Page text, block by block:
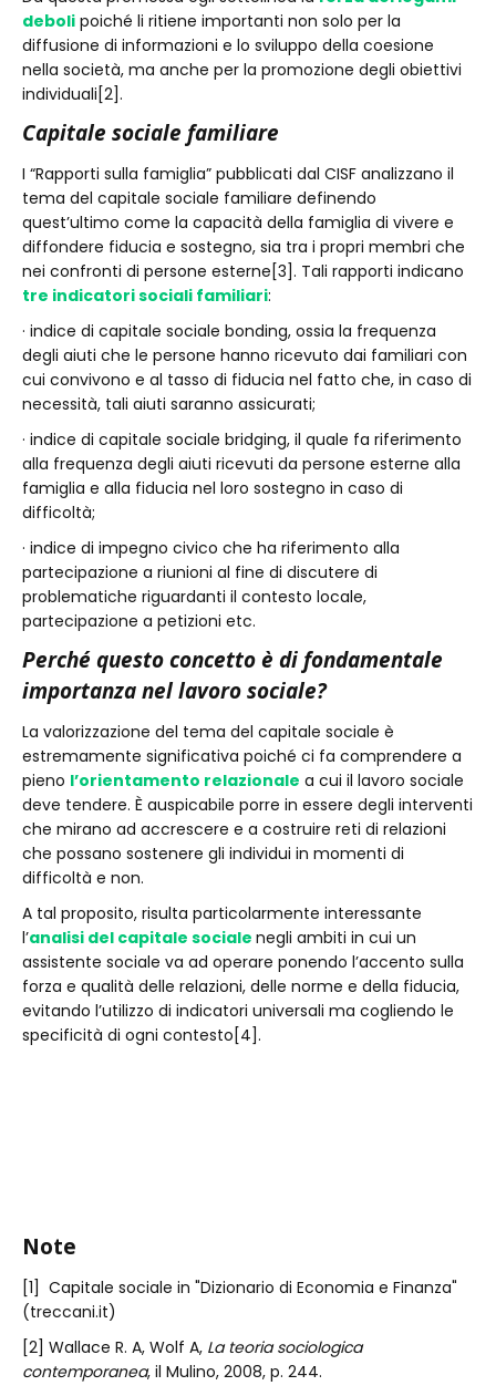
deboli poiché li ritiene importanti non solo per la
diffusione di informazioni e lo sviluppo della coesione
nella società, ma anche per la promozione degli obiettivi
individuali[2].
Capitale sociale familiare
I “Rapporti sulla famiglia” pubblicati dal CISF analizzano il
tema del capitale sociale familiare definendo
quest’ultimo come la capacità della famiglia di vivere e
diffondere fiducia e sostegno, sia tra i propri membri che
nei confronti di persone esterne[3]. Tali rapporti indicano
tre indicatori sociali familiari:
· indice di capitale sociale bonding, ossia la frequenza
degli aiuti che le persone hanno ricevuto dai familiari con
cui convivono e al tasso di fiducia nel fatto che, in caso di
necessità, tali aiuti saranno assicurati;
· indice di capitale sociale bridging, il quale fa riferimento
alla frequenza degli aiuti ricevuti da persone esterne alla
famiglia e alla fiducia nel loro sostegno in caso di
difficoltà;
· indice di impegno civico che ha riferimento alla
partecipazione a riunioni al fine di discutere di
problematiche riguardanti il contesto locale,
partecipazione a petizioni etc.
Perché questo concetto è di fondamentale
importanza nel lavoro sociale?
La valorizzazione del tema del capitale sociale è
estremamente significativa poiché ci fa comprendere a
pieno l’orientamento relazionale a cui il lavoro sociale
deve tendere. È auspicabile porre in essere degli interventi
che mirano ad accrescere e a costruire reti di relazioni
che possano sostenere gli individui in momenti di
difficoltà e non.
A tal proposito, risulta particolarmente interessante
l’analisi del capitale sociale negli ambiti in cui un
assistente sociale va ad operare ponendo l’accento sulla
forza e qualità delle relazioni, delle norme e della fiducia,
evitando l’utilizzo di indicatori universali ma cogliendo le
specificità di ogni contesto[4].
Note
[1] Capitale sociale in "Dizionario di Economia e Finanza"
(treccani.it)
[2] Wallace R. A, Wolf A, La teoria sociologica
contemporanea, il Mulino, 2008, p. 244.